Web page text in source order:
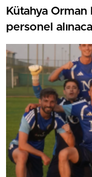
Kütahya
personel